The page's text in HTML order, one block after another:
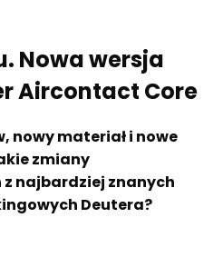
Nowa wersja
Aircontact Core
nowy materiał i nowe
zmiany
najbardziej znanych
Deutera?